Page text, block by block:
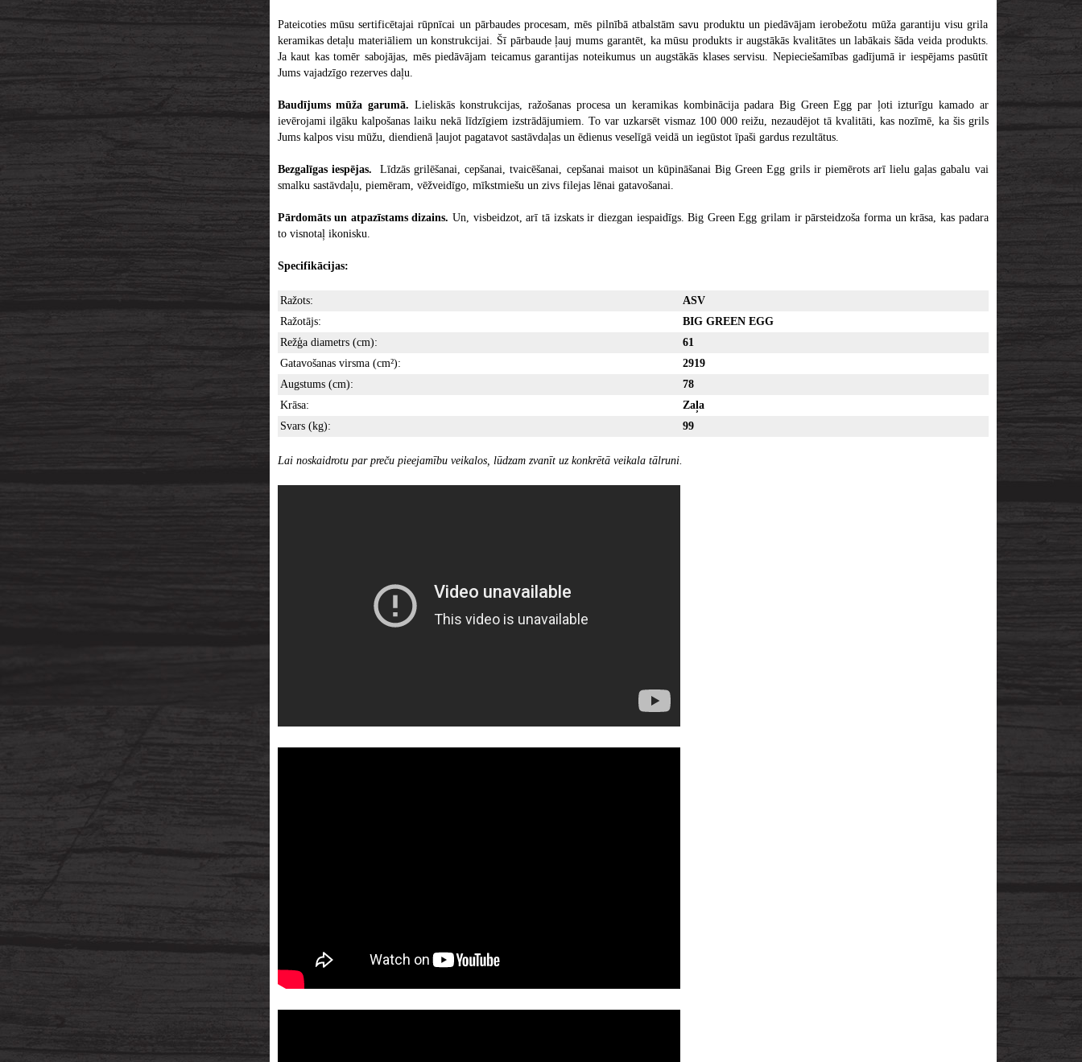
Pateicoties mūsu sertificētajai rūpnīcai un pārbaudes procesam, mēs pilnībā atbalstām savu produktu un piedāvājam ierobežotu mūža garantiju visu grila
keramikas detaļu materiāliem un konstrukcijai. Šī pārbaude ļauj mums garantēt, ka mūsu produkts ir augstākās kvalitātes un labākais šāda veida produkts.
Ja kaut kas tomēr sabojājas, mēs piedāvājam teicamus garantijas noteikumus un augstākās klases servisu. Nepieciešamības gadījumā ir iespējams pasūtīt
Jums vajadzīgo rezerves daļu.
Baudījums mūža garumā. Lieliskās konstrukcijas, ražošanas procesa un keramikas kombinācija padara Big Green Egg par ļoti izturīgu kamado ar
ievērojami ilgāku kalpošanas laiku nekā līdzīgiem izstrādājumiem. To var uzkarsēt vismaz 100 000 reižu, nezaudējot tā kvalitāti, kas nozīmē, ka šis grils
Jums kalpos visu mūžu, diendienā ļaujot pagatavot sastāvdaļas un ēdienus veselīgā veidā un iegūstot īpaši gardus rezultātus.
Bezgalīgas iespējas.
Līdzās grilēšanai, cepšanai, tvaicēšanai, cepšanai maisot un kūpināšanai Big Green Egg grils ir piemērots arī lielu gaļas gabalu vai
smalku sastāvdaļu, piemēram, vēžveidīgo, mīkstmiešu un zivs filejas lēnai gatavošanai.
Pārdomāts un atpazīstams dizains. Un, visbeidzot, arī tā izskats ir diezgan iespaidīgs. Big Green Egg grilam ir pārsteidzoša forma un krāsa, kas padara
to visnotaļ ikonisku.
Specifikācijas:
Ražots:
ASV
Ražotājs:
BIG GREEN EGG
Režģa diametrs (cm):
61
Gatavošanas virsma (cm²):
2919
Augstums (cm):
78
Krāsa:
Zaļa
Svars (kg):
99
Lai noskaidrotu par preču pieejamību veikalos, lūdzam zvanīt uz konkrētā veikala tālruni.